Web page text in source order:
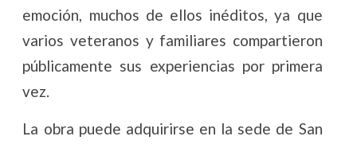
emoción, muchos de ellos inéditos, ya que
varios veteranos y familiares compartieron
públicamente sus experiencias por primera
vez.
La obra puede adquirirse en la sede de San